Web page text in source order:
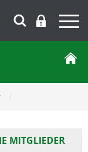
MITGLIEDER